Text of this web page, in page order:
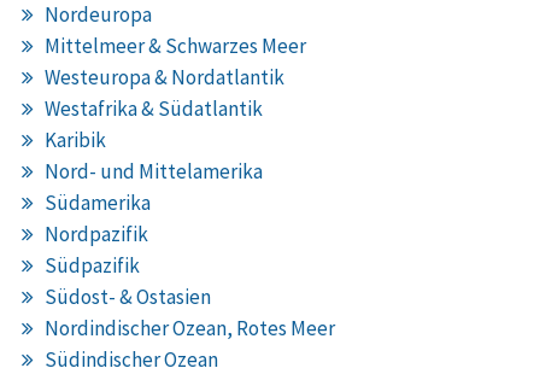
Nordeuropa
Mittelmeer & Schwarzes Meer
Westeuropa & Nordatlantik
Westafrika & Südatlantik
Karibik
Nord- und Mittelamerika
Südamerika
Nordpazifik
Südpazifik
Südost- & Ostasien
Nordindischer Ozean, Rotes Meer
Südindischer Ozean